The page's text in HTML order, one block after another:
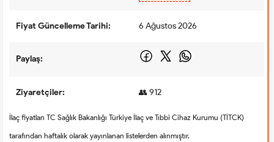
Fiyat Güncelleme Tarihi: 6 Ağustos 2026
Paylaş:
Ziyaretçiler: 👥 912
İlaç fiyatları TC Sağlık Bakanlığı Türkiye İlaç ve Tıbbi Cihaz Kurumu (TİTCK)
tarafından haftalık olarak yayınlanan listelerden alınmıştır.